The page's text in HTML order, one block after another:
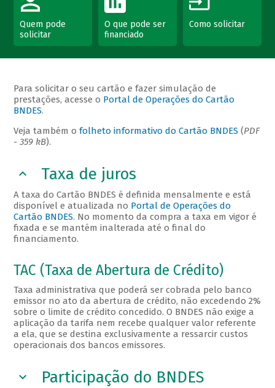
Quem pode
solicitar
O que pode ser
financiado
Como solicitar
Para solicitar o seu cartão e fazer simulação de
prestações, acesse o Portal de Operações do Cartão
BNDES.
Veja também ofolheto informativo do Cartão BNDES (PDF
- 359 kB).
Taxa de juros
A taxa do Cartão BNDES é definida mensalmente e está
disponível e atualizada no Portal de Operações do
Cartão BNDES. No momento da compra a taxa em vigor é
fixada e se mantém inalterada até o final do
financiamento.
TAC (Taxa de Abertura de Crédito)
Taxa administrativa que poderá ser cobrada pelo banco
emissor no ato da abertura de crédito, não excedendo 2%
sobre o limite de crédito concedido. O BNDES não exige a
aplicação da tarifa nem recebe qualquer valor referente
a ela, que se destina exclusivamente a ressarcir custos
operacionais dos bancos emissores.
Participação do BNDES